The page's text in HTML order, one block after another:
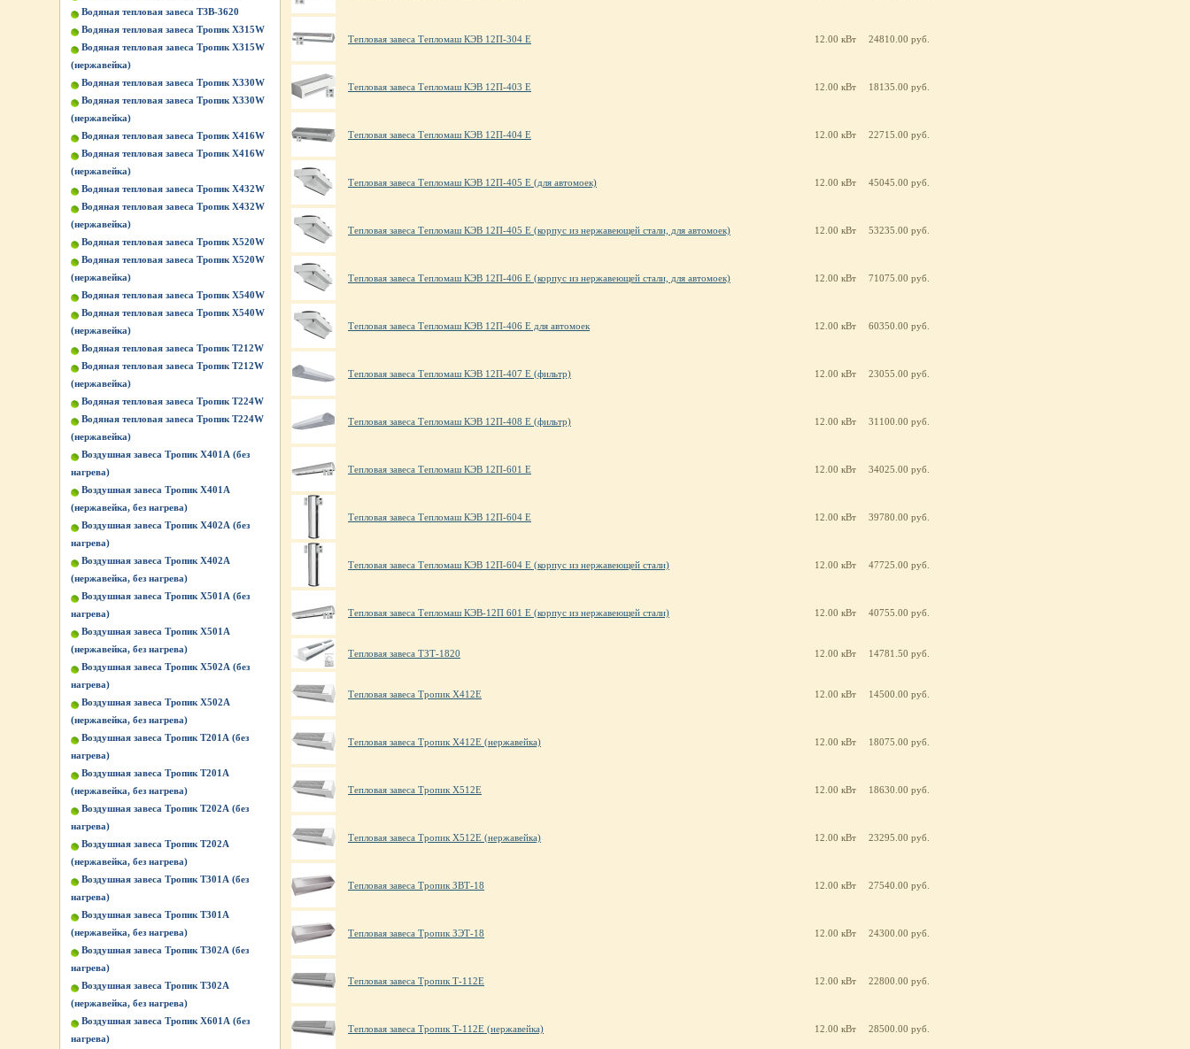
Водяная тепловая завеса ТЗВ-3620
Водяная тепловая завеса Тропик X315W
Водяная тепловая завеса Тропик X315W
(нержавейка)
Водяная тепловая завеса Тропик X330W
Водяная тепловая завеса Тропик X330W
(нержавейка)
Водяная тепловая завеса Тропик X416W
Водяная тепловая завеса Тропик X416W
(нержавейка)
Водяная тепловая завеса Тропик X432W
Водяная тепловая завеса Тропик X432W
(нержавейка)
Водяная тепловая завеса Тропик X520W
Водяная тепловая завеса Тропик X520W
(нержавейка)
Водяная тепловая завеса Тропик X540W
Водяная тепловая завеса Тропик X540W
(нержавейка)
Водяная тепловая завеса Тропик Т212W
Водяная тепловая завеса Тропик Т212W
(нержавейка)
Водяная тепловая завеса Тропик Т224W
Водяная тепловая завеса Тропик Т224W
(нержавейка)
Воздушная завеса Тропик X401А (без
нагрева)
Воздушная завеса Тропик X401А
(нержавейка, без нагрева)
Воздушная завеса Тропик X402А (без
нагрева)
Воздушная завеса Тропик X402А
(нержавейка, без нагрева)
Воздушная завеса Тропик X501А (без
нагрева)
Воздушная завеса Тропик X501А
(нержавейка, без нагрева)
Воздушная завеса Тропик X502А (без
нагрева)
Воздушная завеса Тропик X502А
(нержавейка, без нагрева)
Воздушная завеса Тропик Т201А (без
нагрева)
Воздушная завеса Тропик Т201А
(нержавейка, без нагрева)
Воздушная завеса Тропик Т202А (без
нагрева)
Воздушная завеса Тропик Т202А
(нержавейка, без нагрева)
Воздушная завеса Тропик Т301А (без
нагрева)
Воздушная завеса Тропик Т301А
(нержавейка, без нагрева)
Воздушная завеса Тропик Т302А (без
нагрева)
Воздушная завеса Тропик Т302А
(нержавейка, без нагрева)
Воздушная завеса Тропик Х601А (без
нагрева)
Тепловая завеса Тепломаш КЭВ 12П-304 Е 12.00 кВт 24810.00 руб.
Тепловая завеса Тепломаш КЭВ 12П-403 Е 12.00 кВт 18135.00 руб.
Тепловая завеса Тепломаш КЭВ 12П-404 Е 12.00 кВт 22715.00 руб.
Тепловая завеса Тепломаш КЭВ 12П-405 Е (для автомоек) 12.00 кВт 45045.00 руб.
Тепловая завеса Тепломаш КЭВ 12П-405 Е (корпус из нержавеющей стали, для автомоек) 12.00 кВт 53235.00 руб.
Тепловая завеса Тепломаш КЭВ 12П-406 Е (корпус из нержавеющей стали, для автомоек) 12.00 кВт 71075.00 руб.
Тепловая завеса Тепломаш КЭВ 12П-406 Е для автомоек 12.00 кВт 60350.00 руб.
Тепловая завеса Тепломаш КЭВ 12П-407 Е (фильтр) 12.00 кВт 23055.00 руб.
Тепловая завеса Тепломаш КЭВ 12П-408 Е (фильтр) 12.00 кВт 31100.00 руб.
Тепловая завеса Тепломаш КЭВ 12П-601 Е 12.00 кВт 34025.00 руб.
Тепловая завеса Тепломаш КЭВ 12П-604 Е 12.00 кВт 39780.00 руб.
Тепловая завеса Тепломаш КЭВ 12П-604 Е (корпус из нержавеющей стали) 12.00 кВт 47725.00 руб.
Тепловая завеса Тепломаш КЭВ-12П 601 Е (корпус из нержавеющей стали) 12.00 кВт 40755.00 руб.
Тепловая завеса ТЗТ-1820 12.00 кВт 14781.50 руб.
Тепловая завеса Тропик X412E 12.00 кВт 14500.00 руб.
Тепловая завеса Тропик X412E (нержавейка) 12.00 кВт 18075.00 руб.
Тепловая завеса Тропик X512E 12.00 кВт 18630.00 руб.
Тепловая завеса Тропик X512E (нержавейка) 12.00 кВт 23295.00 руб.
Тепловая завеса Тропик ЗВТ-18 12.00 кВт 27540.00 руб.
Тепловая завеса Тропик ЗЭТ-18 12.00 кВт 24300.00 руб.
Тепловая завеса Тропик Т-112E 12.00 кВт 22800.00 руб.
Тепловая завеса Тропик Т-112E (нержавейка) 12.00 кВт 28500.00 руб.